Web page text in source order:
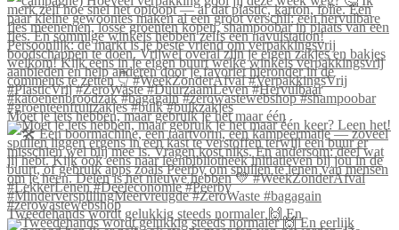
Moet je iets hebben, maar gebruik je het maar één
Tweedehands wordt gelukkig steeds normaler 🙌 En